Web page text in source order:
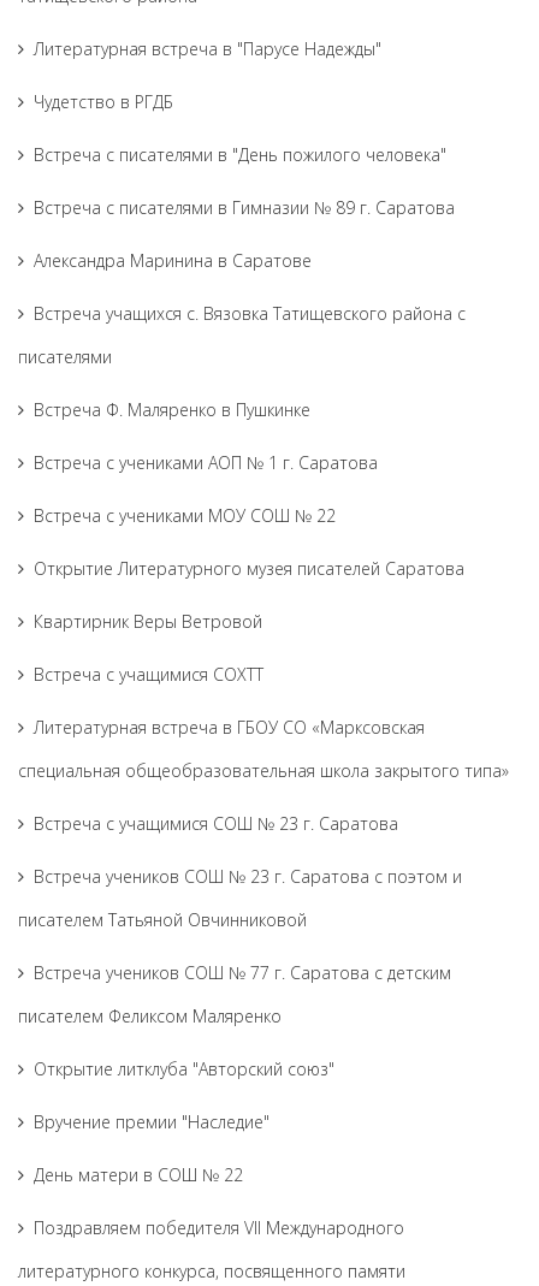
Литературная встреча в "Парусе Надежды"
Чудетство в РГДБ
Встреча с писателями в "День пожилого человека"
Встреча с писателями в Гимназии № 89 г. Саратова
Александра Маринина в Саратове
Встреча учащихся с. Вязовка Татищевского района с
писателями
Встреча Ф. Маляренко в Пушкинке
Встреча с учениками АОП № 1 г. Саратова
Встреча с учениками МОУ СОШ № 22
Открытие Литературного музея писателей Саратова
Квартирник Веры Ветровой
Встреча с учащимися СОХТТ
Литературная встреча в ГБОУ СО «Марксовская
специальная общеобразовательная школа закрытого типа»
Встреча с учащимися СОШ № 23 г. Саратова
Встреча учеников СОШ № 23 г. Саратова с поэтом и
писателем Татьяной Овчинниковой
Встреча учеников СОШ № 77 г. Саратова с детским
писателем Феликсом Маляренко
Открытие литклуба "Авторский союз"
Вручение премии "Наследие"
День матери в СОШ № 22
Поздравляем победителя VII Международного
литературного конкурса, посвященного памяти